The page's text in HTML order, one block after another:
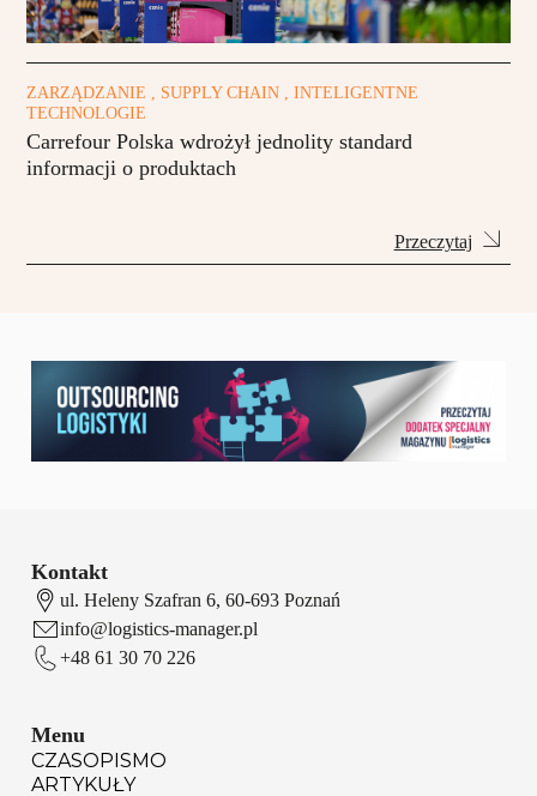
ZARZĄDZANIE , SUPPLY CHAIN , INTELIGENTNE
TECHNOLOGIE
Carrefour Polska wdrożył jednolity standard
informacji o produktach
Przeczytaj
Kontakt
ul. Heleny Szafran 6, 60-693 Poznań
info@logistics-manager.pl
+48 61 30 70 226
Menu
CZASOPISMO
ARTYKUŁY